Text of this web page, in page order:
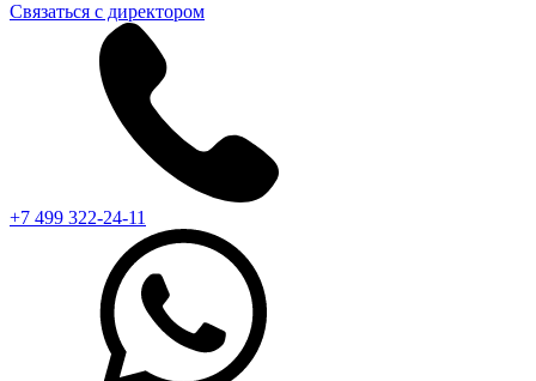
Связаться с директором
+7 499 322-24-11